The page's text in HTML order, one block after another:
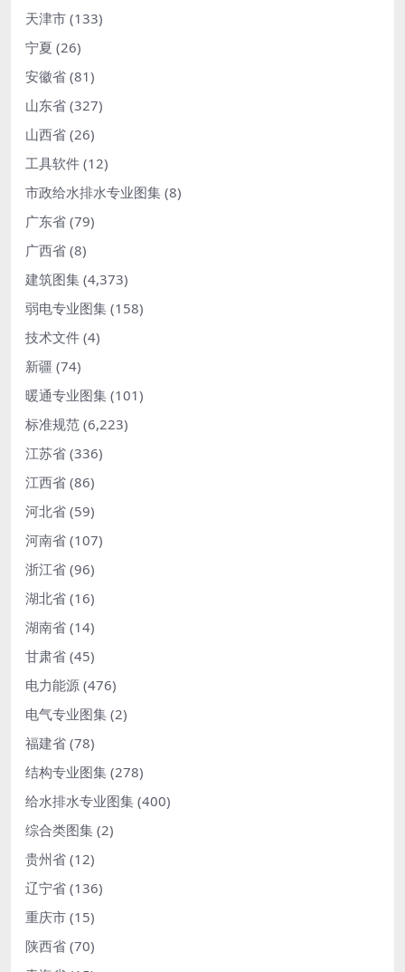
天津市 (133)
宁夏 (26)
安徽省 (81)
山东省 (327)
山西省 (26)
工具软件 (12)
市政给水排水专业图集 (8)
广东省 (79)
广西省 (8)
建筑图集 (4,373)
弱电专业图集 (158)
技术文件 (4)
新疆 (74)
暖通专业图集 (101)
标准规范 (6,223)
江苏省 (336)
江西省 (86)
河北省 (59)
河南省 (107)
浙江省 (96)
湖北省 (16)
湖南省 (14)
甘肃省 (45)
电力能源 (476)
电气专业图集 (2)
福建省 (78)
结构专业图集 (278)
给水排水专业图集 (400)
综合类图集 (2)
贵州省 (12)
辽宁省 (136)
重庆市 (15)
陕西省 (70)